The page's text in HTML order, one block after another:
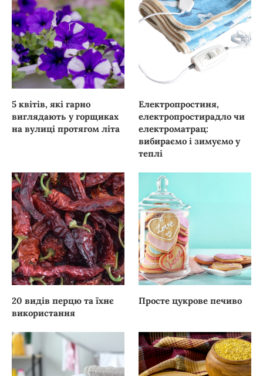
5 квітів, які гарно
виглядають у горщиках
на вулиці протягом літа
Електропростиня,
електропростирадло чи
електроматрац:
вибираємо і зимуємо у
теплі
20 видів перцю та їхнє
використання
Просте цукрове печиво